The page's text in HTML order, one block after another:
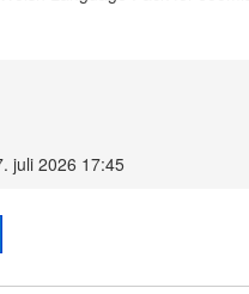
juli 2026 17:45